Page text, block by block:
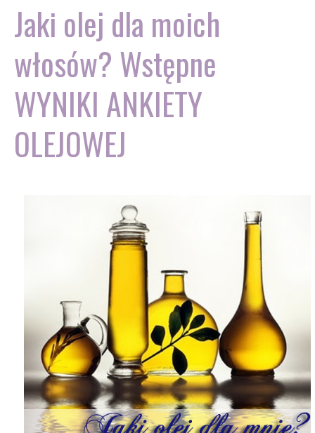
Jaki olej dla moich
włosów? Wstępne
WYNIKI ANKIETY
OLEJOWEJ